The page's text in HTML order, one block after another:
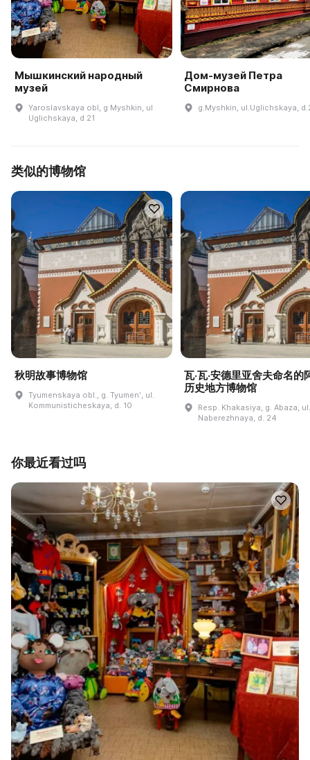
Мышкинский народный
музей
Yaroslavskaya obl, g Myshkin, ul
Uglichskaya, d 21
Дом-музей Петра
Смирнова
g.Myshkin, ul.Uglichskaya,
类似的博物馆
秋明故事博物馆
Tyumenskaya obl., g. Tyumenʹ, ul.
Kommunisticheskaya, d. 10
瓦·瓦·安德里亚舍夫命名的
历史地方博物馆
Resp. Khakasiya, g. Abaza, ul.
Naberezhnaya, d. 24
你最近看过吗